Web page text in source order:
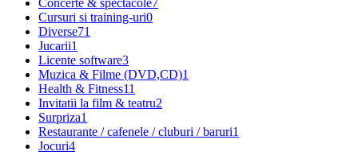
Concerte & spectacole7
Cursuri si training-uri0
Diverse71
Jucarii1
Licente software3
Muzica & Filme (DVD,CD)1
Health & Fitness11
Invitatii la film & teatru2
Surpriza1
Restaurante / cafenele / cluburi / baruri1
Jocuri4